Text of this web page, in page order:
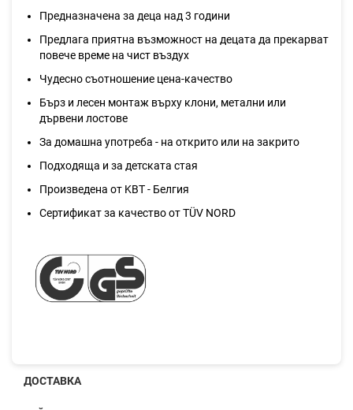
Предназначена за деца над 3 години
Предлага приятна възможност на децата да прекарват
повече време на чист въздух
Чудесно съотношение цена-качество
Бърз и лесен монтаж върху клони, метални или
дървени лостове
За домашна употреба - на открито или на закрито
Подходяща и за детската стая
Произведена от KBT - Белгия
Сертификат за качество от TÜV NORD
ДОСТАВКА